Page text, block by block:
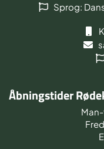
Sprog:
Åbningstider